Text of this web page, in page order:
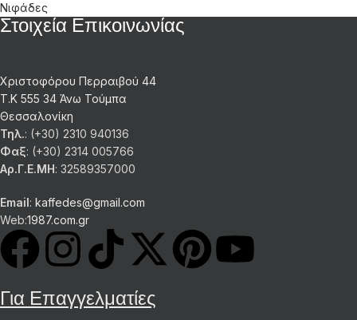
Νιφάδες
Στοιχεία Επικοινωνίας
Χριστοφόρου Περραιβού 44
Τ.Κ 555 34 Άνω Τούμπα
Θεσσαλονίκη
Τηλ.: (+30) 2310 940136
Φαξ: (+30) 2314 005766
Αρ.Γ.Ε.ΜΗ: 32589357000
Email: kaffedes@gmail.com
Web:1987.com.gr
Για Επαγγελματίες